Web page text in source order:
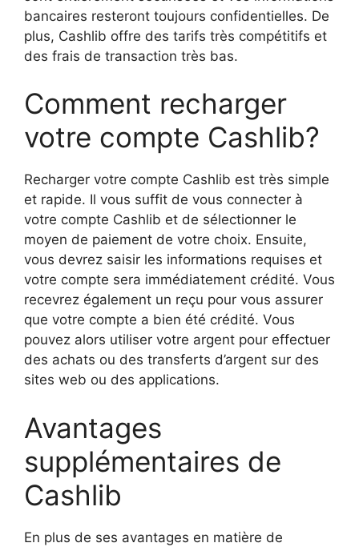
bancaires resteront toujours confidentielles. De
plus, Cashlib offre des tarifs très compétitifs et
des frais de transaction très bas.
Comment recharger
votre compte Cashlib?
Recharger votre compte Cashlib est très simple
et rapide. Il vous suffit de vous connecter à
votre compte Cashlib et de sélectionner le
moyen de paiement de votre choix. Ensuite,
vous devrez saisir les informations requises et
votre compte sera immédiatement crédité. Vous
recevrez également un reçu pour vous assurer
que votre compte a bien été crédité. Vous
pouvez alors utiliser votre argent pour effectuer
des achats ou des transferts d’argent sur des
sites web ou des applications.
Avantages
supplémentaires de
Cashlib
En plus de ses avantages en matière de